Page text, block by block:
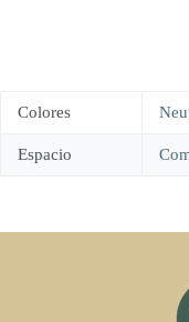
Colores
Espacio